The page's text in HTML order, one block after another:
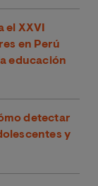
el XXVI
en Perú
educación
detectar
y